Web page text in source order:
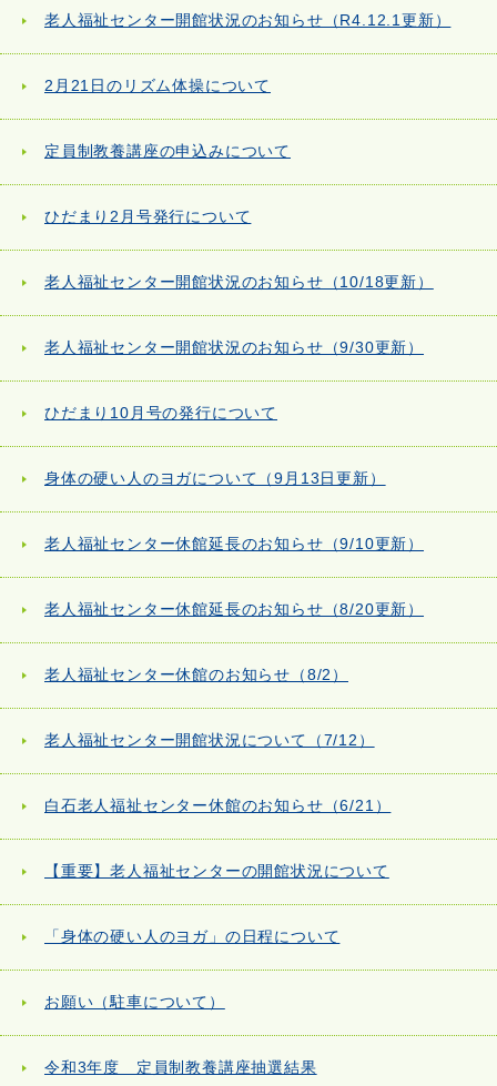
老人福祉センター開館状況のお知らせ（R4.12.1更新）
2月21日のリズム体操について
定員制教養講座の申込みについて
ひだまり2月号発行について
老人福祉センター開館状況のお知らせ（10/18更新）
老人福祉センター開館状況のお知らせ（9/30更新）
ひだまり10月号の発行について
身体の硬い人のヨガについて（9月13日更新）
老人福祉センター休館延長のお知らせ（9/10更新）
老人福祉センター休館延長のお知らせ（8/20更新）
老人福祉センター休館のお知らせ（8/2）
老人福祉センター開館状況について（7/12）
白石老人福祉センター休館のお知らせ（6/21）
【重要】老人福祉センターの開館状況について
「身体の硬い人のヨガ」の日程について
お願い（駐車について）
令和3年度 定員制教養講座抽選結果